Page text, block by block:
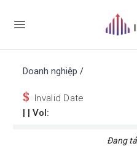
Doanh nghiệp /
$ Invalid Date
| | Vol:
Đang